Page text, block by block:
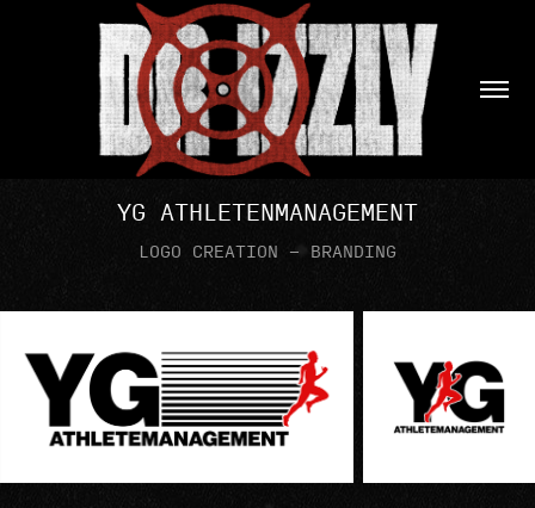
YG ATHLETENMANAGEMENT
LOGO CREATION - BRANDING